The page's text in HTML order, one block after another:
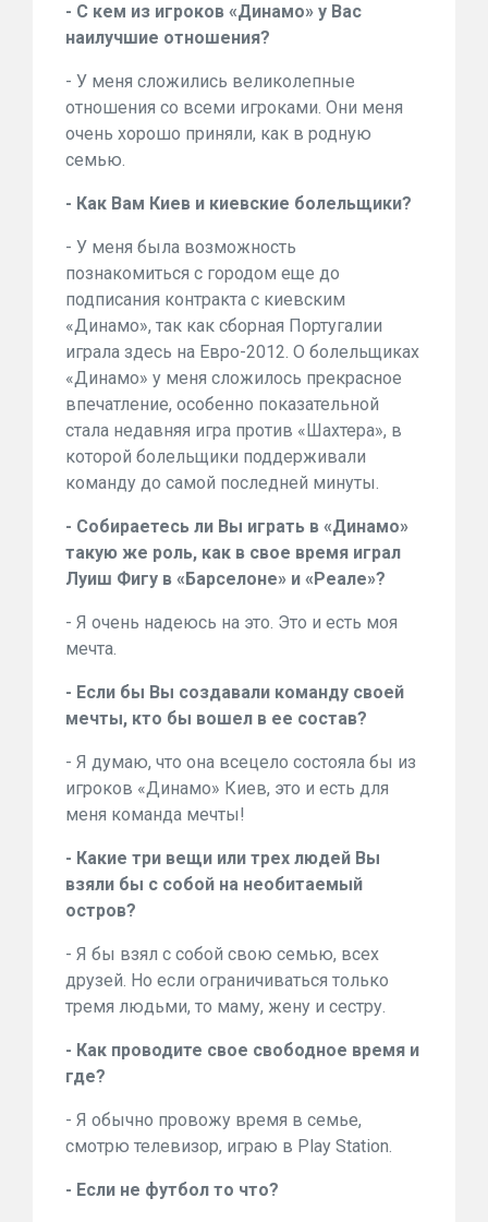
- С кем из игроков «Динамо» у Вас
наилучшие отношения?
- У меня сложились великолепные
отношения со всеми игроками. Они меня
очень хорошо приняли, как в родную
семью.
- Как Вам Киев и киевские болельщики?
- У меня была возможность
познакомиться с городом еще до
подписания контракта с киевским
«Динамо», так как сборная Португалии
играла здесь на Евро-2012. О болельщиках
«Динамо» у меня сложилось прекрасное
впечатление, особенно показательной
стала недавняя игра против «Шахтера», в
которой болельщики поддерживали
команду до самой последней минуты.
- Собираетесь ли Вы играть в «Динамо»
такую же роль, как в свое время играл
Луиш Фигу в «Барселоне» и «Реале»?
- Я очень надеюсь на это. Это и есть моя
мечта.
- Если бы Вы создавали команду своей
мечты, кто бы вошел в ее состав?
- Я думаю, что она всецело состояла бы из
игроков «Динамо» Киев, это и есть для
меня команда мечты!
- Какие три вещи или трех людей Вы
взяли бы с собой на необитаемый
остров?
- Я бы взял с собой свою семью, всех
друзей. Но если ограничиваться только
тремя людьми, то маму, жену и сестру.
- Как проводите свое свободное время и
где?
- Я обычно провожу время в семье,
смотрю телевизор, играю в Play Station.
- Если не футбол то что?